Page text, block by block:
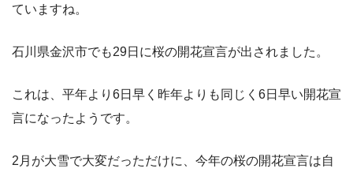
ていますね。
石川県金沢市でも29日に桜の開花宣言が出されました。
これは、平年より6日早く昨年よりも同じく6日早い開花宣
言になったようです。
2月が大雪で大変だっただけに、今年の桜の開花宣言は自